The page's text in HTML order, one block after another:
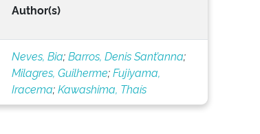
Author(s)
Neves, Bia;Barros, Denis Sant’anna;
Milagres, Guilherme;Fujiyama,
Iracema;Kawashima, Thaís